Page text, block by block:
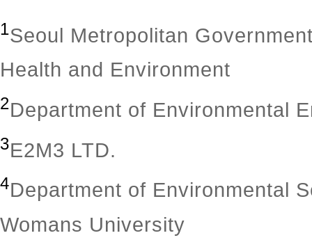
1Seoul Metropolitan
Health and Environment
2Department of Environmental
3E2M3 LTD.
4Department of Environmental
Womans University